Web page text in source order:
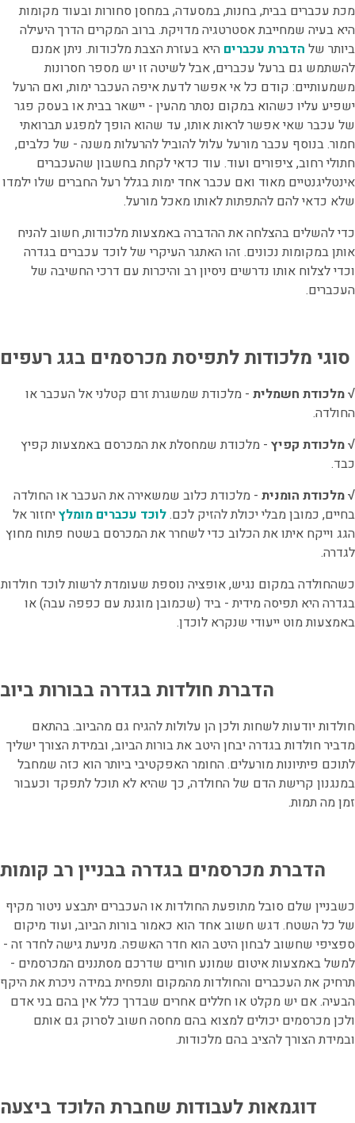
מכת עכברים בבית, בחנות, במסעדה, במחסן סחורות ובעוד מקומות
היא בעיה שמחייבת אסטרטגיה מדויקת. ברוב המקרים הדרך היעילה
ביותר של הדברת עכברים היא בעזרת הצבת מלכודות. ניתן אמנם
להשתמש גם ברעל עכברים, אבל לשיטה זו יש מספר חסרונות
משמעותיים: קודם כל אי אפשר לדעת איפה העכבר ימות, ואם הרעל
ישפיע עליו כשהוא במקום נסתר מהעין - יישאר בבית או בעסק פגר
של עכבר שאי אפשר לראות אותו, עד שהוא הופך למפגע תברואתי
חמור. בנוסף עכבר מורעל עלול להוביל להרעלות משנה - של כלבים,
חתולי רחוב, ציפורים ועוד. עוד כדאי לקחת בחשבון שהעכברים
אינטליגנטיים מאוד ואם עכבר אחד ימות בגלל רעל החברים שלו ילמדו
שלא כדאי להם להתפתות לאותו מאכל מורעל.
כדי להשלים בהצלחה את ההדברה באמצעות מלכודות, חשוב להניח
אותן במקומות נכונים. זהו האתגר העיקרי של לוכד עכברים בגדרה
וכדי לצלוח אותו נדרשים ניסיון רב והיכרות עם דרכי החשיבה של
העכברים.
סוגי מלכודות לתפיסת מכרסמים בגג רעפים
√ מלכודת חשמלית - מלכודת שמשגרת זרם קטלני אל העכבר או
החולדה.
√ מלכודת קפיץ - מלכודת שמחסלת את המכרסם באמצעות קפיץ
כבד.
√ מלכודת הומנית - מלכודת כלוב שמשאירה את העכבר או החולדה
בחיים, כמובן מבלי יכולת להזיק לכם.לוכד עכברים מומלץיחזור אל
הגג וייקח איתו את הכלוב כדי לשחרר את המכרסם בשטח פתוח מחוץ
לגדרה.
כשהחולדה במקום נגיש, אופציה נוספת שעומדת לרשות לוכד חולדות
בגדרה היא תפיסה מידית - ביד (שכמובן מוגנת עם כפפה עבה) או
באמצעות מוט ייעודי שנקרא לוכדן.
הדברת חולדות בגדרה בבורות ביוב
חולדות יודעות לשחות ולכן הן עלולות להגיח גם מהביוב. בהתאם
מדביר חולדות בגדרה יבחן היטב את בורות הביוב, ובמידת הצורך ישליך
לתוכם פיתיונות מורעלים. החומר האפקטיבי ביותר הוא כזה שמחבל
במנגנון קרישת הדם של החולדה, כך שהיא לא תוכל לתפקד וכעבור
זמן מה תמות.
הדברת מכרסמים בגדרה בבניין רב קומות
כשבניין שלם סובל מתופעת החולדות או העכברים יתבצע ניטור מקיף
של כל השטח. דגש חשוב אחד הוא כאמור בורות הביוב, ועוד מיקום
ספציפי שחשוב לבחון היטב הוא חדר האשפה. מניעת גישה לחדר זה -
למשל באמצעות איטום שמונע חורים שדרכם מסתננים המכרסמים -
תרחיק את העכברים והחולדות מהמקום ותפחית במידה ניכרת את היקף
הבעיה. אם יש מקלט או חללים אחרים שבדרך כלל אין בהם בני אדם
ולכן מכרסמים יכולים למצוא בהם מחסה חשוב לסרוק גם אותם
ובמידת הצורך להציב בהם מלכודות.
דוגמאות לעבודות שחברת הלוכד ביצעה